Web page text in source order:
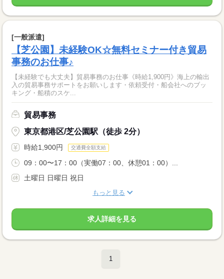
[一般派遣]
【芝公園】未経験OK☆無料セミナー付き貿易
事務のお仕事♪
【未経験でも大丈夫】貿易事務のお仕事《時給1,900円》海上の輸出
入の貿易事務サポートをお願いします・依頼受付・船会社へのブッ
キング・船積のスケ...
貿易事務
東京都港区/芝公園駅（徒歩 2分）
時給1,900円 交通費全額支給
09：00〜17：00（実働07：00、休憩01：00）...
土曜日 日曜日 祝日
もっと見る
求人詳細を見る
1